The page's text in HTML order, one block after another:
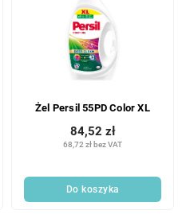
Żel Persil 55PD Color XL
68,72 zł bez VAT
84,52 zł
Do koszyka